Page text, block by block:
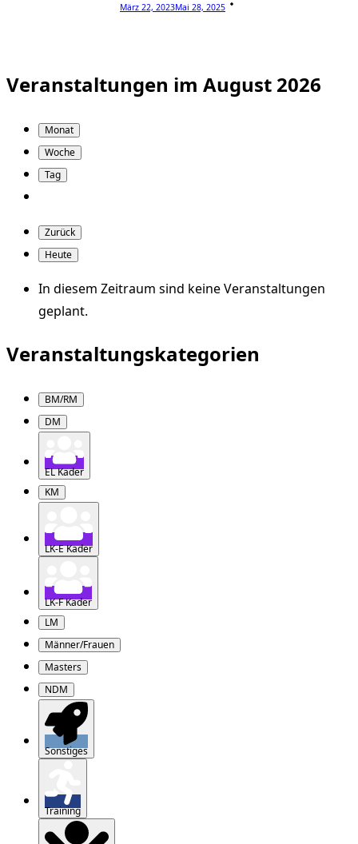
März 22, 2023Mai 28, 2025
Veranstaltungen im August 2026
Monat
Woche
Tag
Zurück
Heute
In diesem Zeitraum sind keine Veranstaltungen
geplant.
Veranstaltungskategorien
BM/RM
DM
EL Kader
KM
LK-E Kader
LK-F Kader
LM
Männer/Frauen
Masters
NDM
Sonstiges
Training